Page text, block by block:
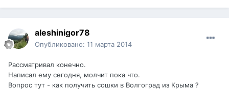
aleshinigor78
Опубликовано: 11 марта 2014
Рассматривал конечно.
Написал ему сегодня, молчит пока что.
Вопрос тут - как получить сошки в Волгоград из Крыма ?